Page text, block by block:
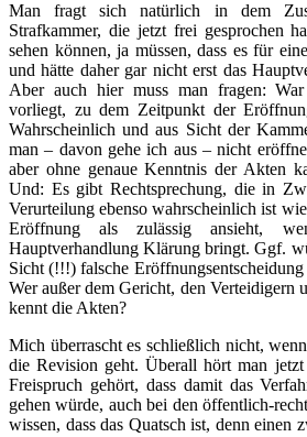
Man fragt sich natürlich in dem
Strafkammer, die jetzt frei gesprochen
sehen können, ja müssen, dass es für
und hätte daher gar nicht erst das
Aber auch hier muss man fragen:
vorliegt, zu dem Zeitpunkt der
Wahrscheinlich und aus Sicht der
man – davon gehe ich aus – nicht
aber ohne genaue Kenntnis der Akten
Und: Es gibt Rechtsprechung, die in
Verurteilung ebenso wahrscheinlich ist
Eröffnung als zulässig ansieht,
Hauptverhandlung Klärung bringt. Ggf.
Sicht (!!!) falsche
Wer außer dem Gericht, den Verteidigern
kennt die Akten?
Mich überrascht es schließlich nicht,
die Revision geht. Überall hört man
Freispruch gehört, dass damit das
gehen würde, auch bei den öffentlich-
wissen, dass das Quatsch ist, denn einen